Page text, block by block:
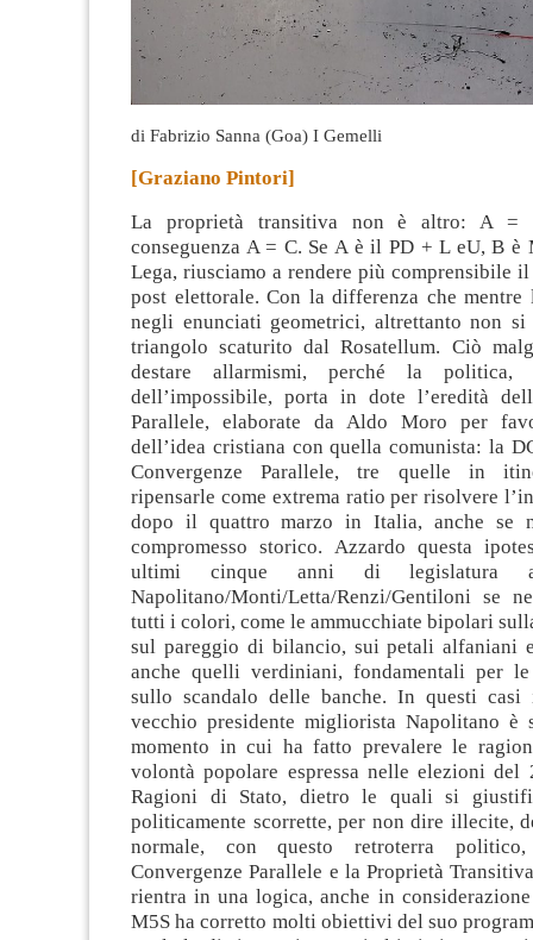
di Fabrizio Sanna (Goa) I Gemelli
[Graziano Pintori]
La proprietà transitiva non è altro: A
conseguenza A = C. Se A è il PD + L eU, B è
Lega, riusciamo a rendere più comprensibile
post elettorale. Con la differenza che mentre
negli enunciati geometrici, altrettanto non
triangolo scaturito dal Rosatellum. Ciò
destare allarmismi, perché la politica,
dell’impossibile, porta in dote l’eredità
Parallele, elaborate da Aldo Moro per
dell’idea cristiana con quella comunista: la
Convergenze Parallele, tre quelle in
ripensarle come extrema ratio per risolvere
dopo il quattro marzo in Italia, anche se
compromesso storico. Azzardo questa
ultimi cinque anni di legislatura a
Napolitano/Monti/Letta/Renzi/Gentiloni se
tutti i colori, come le ammucchiate bipolari
sul pareggio di bilancio, sui petali alfaniani
anche quelli verdiniani, fondamentali per
sullo scandalo delle banche. In questi
vecchio presidente migliorista Napolitano è
momento in cui ha fatto prevalere le
volontà popolare espressa nelle elezioni del
Ragioni di Stato, dietro le quali si
politicamente scorrette, per non dire illecite,
normale, con questo retroterra
Convergenze Parallele e la Proprietà
rientra in una logica, anche in
M5S ha corretto molti obiettivi del suo